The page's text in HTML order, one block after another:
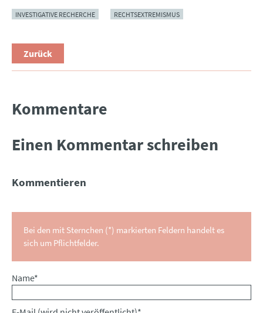
INVESTIGATIVE RECHERCHE RECHTSEXTREMISMUS
Zurück
Kommentare
Einen Kommentar schreiben
Kommentieren
Bei den mit Sternchen (*) markierten Feldern handelt es
sich um Pflichtfelder.
Pflichtfeld
Name*